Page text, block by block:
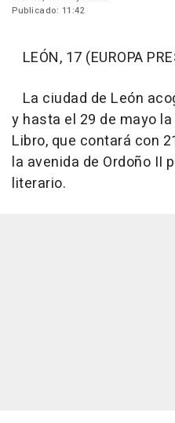
Publicado: 11:42
LEÓN, 17 (EUROPA
La ciudad de León
y hasta el 29 de mayo
Libro, que contará con
la avenida de Ordoño II
literario.